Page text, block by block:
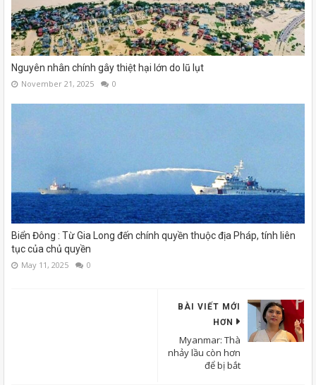
Nguyên nhân chính gây thiệt hại lớn do lũ lụt
November 21, 2025 0
Biển Đông : Từ Gia Long đến chính quyền thuộc địa Pháp, tính liên
tục của chủ quyền
May 11, 2025 0
BÀI VIẾT MỚI
HƠN
Myanmar: Thà
nhảy lầu còn hơn
để bị bắt